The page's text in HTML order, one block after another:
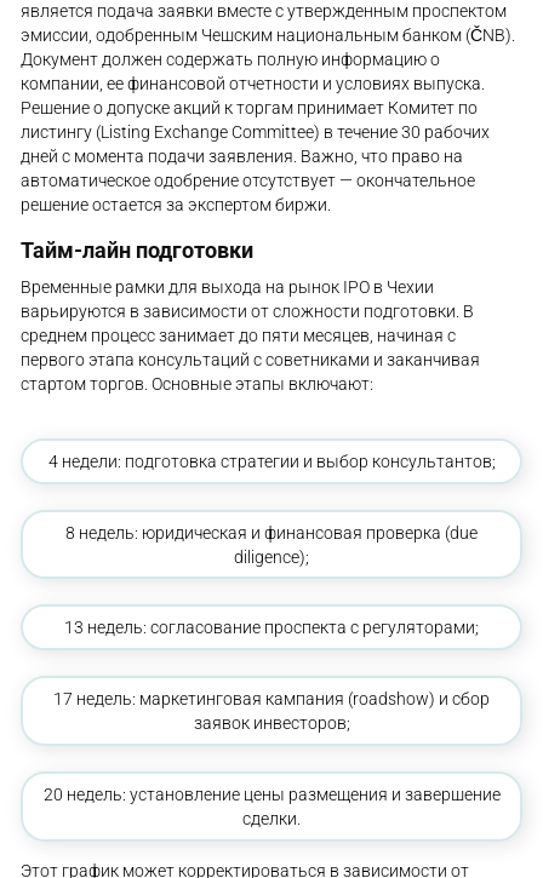
является подача заявки вместе с утвержденным проспектом
эмиссии, одобренным Чешским национальным банком (ČNB).
Документ должен содержать полную информацию о
компании, ее финансовой отчетности и условиях выпуска.
Решение о допуске акций к торгам принимает Комитет по
листингу (Listing Exchange Committee) в течение 30 рабочих
дней с момента подачи заявления. Важно, что право на
автоматическое одобрение отсутствует — окончательное
решение остается за экспертом биржи.
Тайм-лайн подготовки
Временные рамки для выхода на рынок IPO в Чехии
варьируются в зависимости от сложности подготовки. В
среднем процесс занимает до пяти месяцев, начиная с
первого этапа консультаций с советниками и заканчивая
стартом торгов. Основные этапы включают:
4 недели: подготовка стратегии и выбор консультантов;
8 недель: юридическая и финансовая проверка (due
diligence);
13 недель: согласование проспекта с регуляторами;
17 недель: маркетинговая кампания (roadshow) и сбор
заявок инвесторов;
20 недель: установление цены размещения и завершение
сделки.
Этот график может корректироваться в зависимости от